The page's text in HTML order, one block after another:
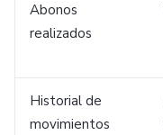
Abonos
realizados
Historial de
movimientos